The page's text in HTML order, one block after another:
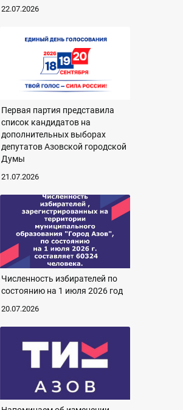
22.07.2026
Первая партия представила
список кандидатов на
дополнительных выборах
депутатов Азовской городской
Думы
21.07.2026
Численность избирателей по
состоянию на 1 июля 2026 год
20.07.2026